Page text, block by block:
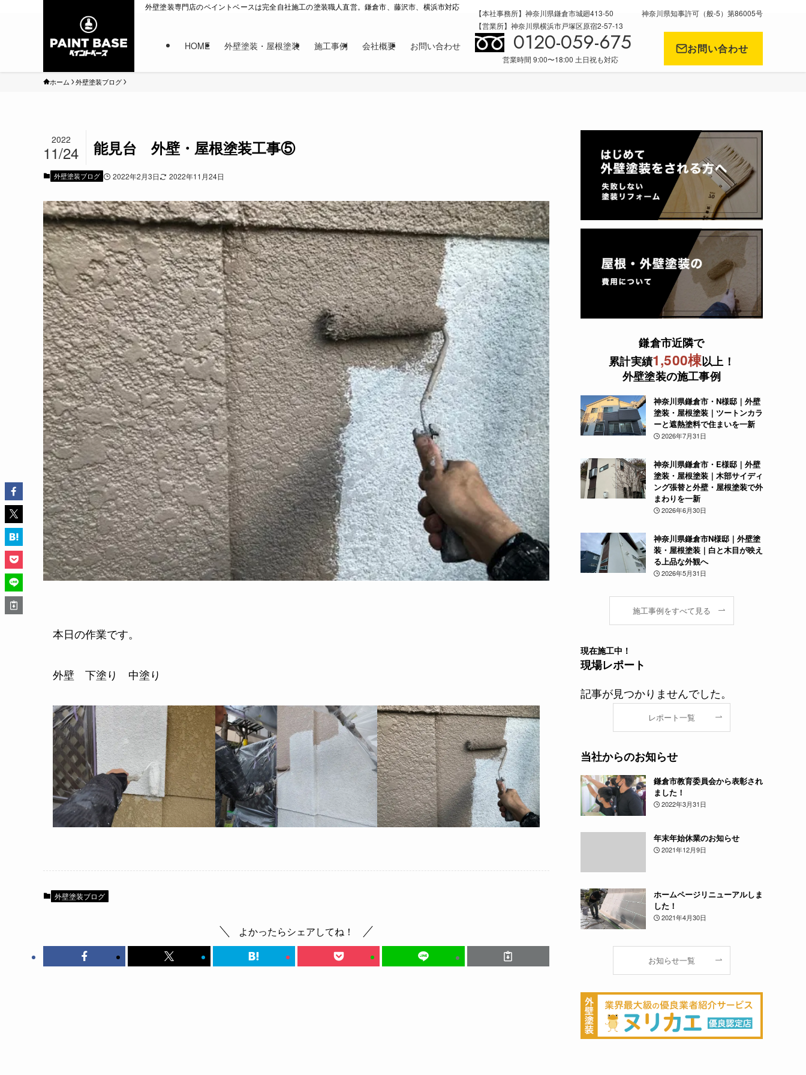
外壁塗装専門店のペイントベースは完全自社施工の塗装職人直営。鎌倉市、藤沢市、横浜市対応
HOME 外壁塗装・屋根塗装 施工事例 会社概要 お問い合わせ
【本社事務所】神奈川県鎌倉市城廻413-50
【営業所】神奈川県横浜市戸塚区原宿2-57-13
神奈川県知事許可（般-5）第86005号
0120-059-675
営業時間 9:00〜18:00 土日祝も対応
お問い合わせ
ホーム 外壁塗装ブログ
能見台 外壁・屋根塗装工事⑤
2022
11/24
外壁塗装ブログ 2022年2月3日 2022年11月24日
本日の作業です。
外壁 下塗り 中塗り
外壁塗装ブログ
よかったらシェアしてね！
鎌倉市近隣で
累計実績1,500棟以上！
外壁塗装の施工事例
神奈川県鎌倉市・N様邸｜外壁
塗装・屋根塗装｜ツートンカラ
ーと遮熱塗料で住まいを一新
2026年7月31日
神奈川県鎌倉市・E様邸｜外壁
塗装・屋根塗装｜木部サイディ
ング張替と外壁・屋根塗装で外
まわりを一新
2026年6月30日
神奈川県鎌倉市N様邸｜外壁塗
装・屋根塗装｜白と木目が映え
る上品な外観へ
2026年5月31日
施工事例をすべて見る
現在施工中！
現場レポート
記事が見つかりませんでした。
レポート一覧
当社からのお知らせ
鎌倉市教育委員会から表彰され
ました！
2022年3月31日
年末年始休業のお知らせ
2021年12月9日
ホームページリニューアルしま
した！
2021年4月30日
お知らせ一覧